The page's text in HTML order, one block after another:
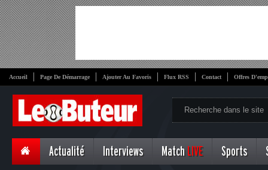
Accueil Page De Démarrage Ajouter Au Favoris Flux RSS Contact Offres
Actualité Interviews Match LIVE Sports